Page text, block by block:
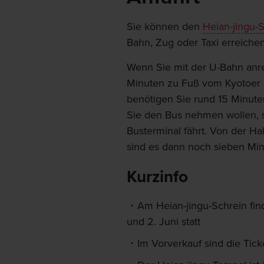
Sie können den Heian-jingu-
Bahn, Zug oder Taxi
Wenn Sie mit der U-Bahn
Minuten zu Fuß vom
benötigen Sie rund 15
Sie den Bus nehmen wollen,
Busterminal fährt. Von der
sind es dann noch sieben
Kurzinfo
Am Heian-jingu-Schrein
und 2. Juni statt
Im Vorverkauf sind die